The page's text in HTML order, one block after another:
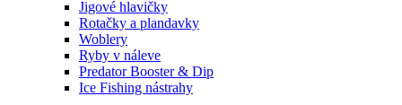
Jigové hlavičky
Rotačky a plandavky
Woblery
Ryby v náleve
Predator Booster & Dip
Ice Fishing nástrahy